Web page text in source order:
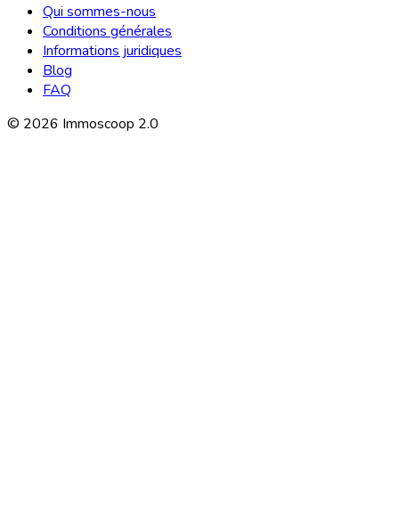
Qui sommes-nous
Conditions générales
Informations juridiques
Blog
FAQ
© 2026 Immoscoop 2.0